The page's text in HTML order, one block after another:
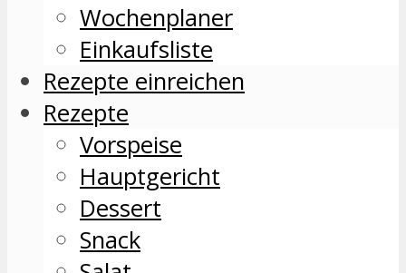
Wochenplaner
Einkaufsliste
Rezepte einreichen
Rezepte
Vorspeise
Hauptgericht
Dessert
Snack